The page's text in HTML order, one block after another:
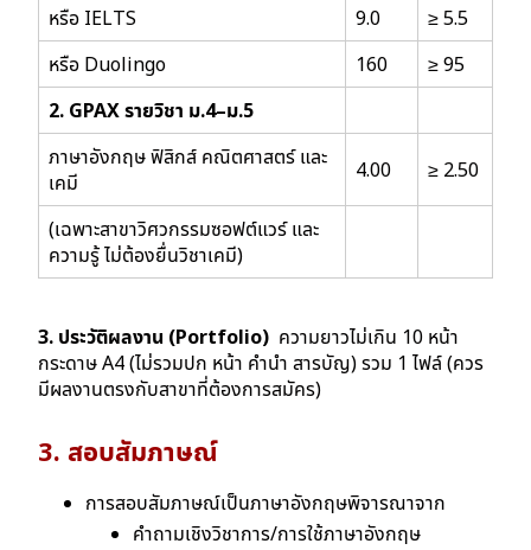
หรือ IELTS 9.0
≥ 5.5
หรือ Duolingo
160
≥ 95
2. GPAX รายวิชา ม.4–ม.5
ภาษาอังกฤษ ฟิสิกส์ คณิตศาสตร์ และ
เคมี
4.00 ≥ 2.50
(เฉพาะสาขาวิศวกรรมซอฟต์แวร์ และ
ความรู้ ไม่ต้องยื่นวิชาเคมี)
3. ประวัติผลงาน (Portfolio) ความยาวไม่เกิน 10 หน้า
กระดาษ A4 (ไม่รวมปก หน้า คำนำ สารบัญ) รวม 1 ไฟล์ (ควร
มีผลงานตรงกับสาขาที่ต้องการสมัคร)
3. สอบสัมภาษณ์
การสอบสัมภาษณ์เป็นภาษาอังกฤษพิจารณาจาก
คำถามเชิงวิชาการ/การใช้ภาษาอังกฤษ